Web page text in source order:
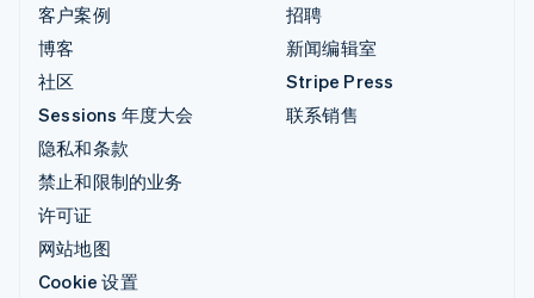
客户案例
博客
社区
Sessions 年度大会
隐私和条款
禁止和限制的业务
许可证
网站地图
Cookie 设置
招聘
新闻编辑室
Stripe Press
联系销售